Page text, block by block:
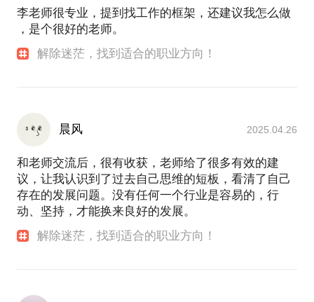
李老师很专业，提到找工作的框架，还建议我怎么做
，是个很好的老师。
解除迷茫，找到适合的职业方向！
晨风 2025.04.26
和老师交流后，很有收获，老师给了很多有效的建
议，让我认识到了过去自己思维的短板，看清了自己
存在的发展问题。没有任何一个行业是容易的，行
动、坚持，才能换来良好的发展。
解除迷茫，找到适合的职业方向！